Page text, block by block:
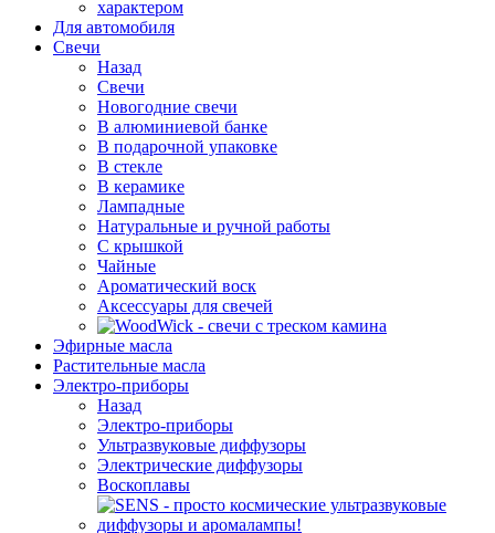
Для автомобиля
Свечи
Назад
Свечи
Новогодние свечи
В алюминиевой банке
В подарочной упаковке
В стекле
В керамике
Лампадные
Натуральные и ручной работы
С крышкой
Чайные
Ароматический воск
Аксессуары для свечей
Эфирные масла
Растительные масла
Электро-приборы
Назад
Электро-приборы
Ультразвуковые диффузоры
Электрические диффузоры
Воскоплавы